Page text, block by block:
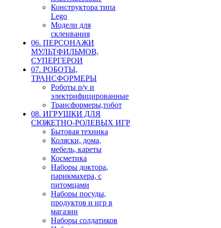
Конструктора типа
Lego
Модели для
склеивания
06. ПЕРСОНАЖИ
МУЛЬТФИЛЬМОВ,
СУПЕРГЕРОИ
07. РОБОТЫ,
ТРАНСФОРМЕРЫ
Роботы р/у и
электрифицированные
Трансформеры,тобот
08. ИГРУШКИ ДЛЯ
СЮЖЕТНО-РОЛЕВЫХ ИГР
Бытовая техника
Коляски, дома,
мебель, кареты
Косметика
Наборы доктора,
парикмахера, с
питомцами
Наборы посуды,
продуктов и игр в
магазин
Наборы солдатиков